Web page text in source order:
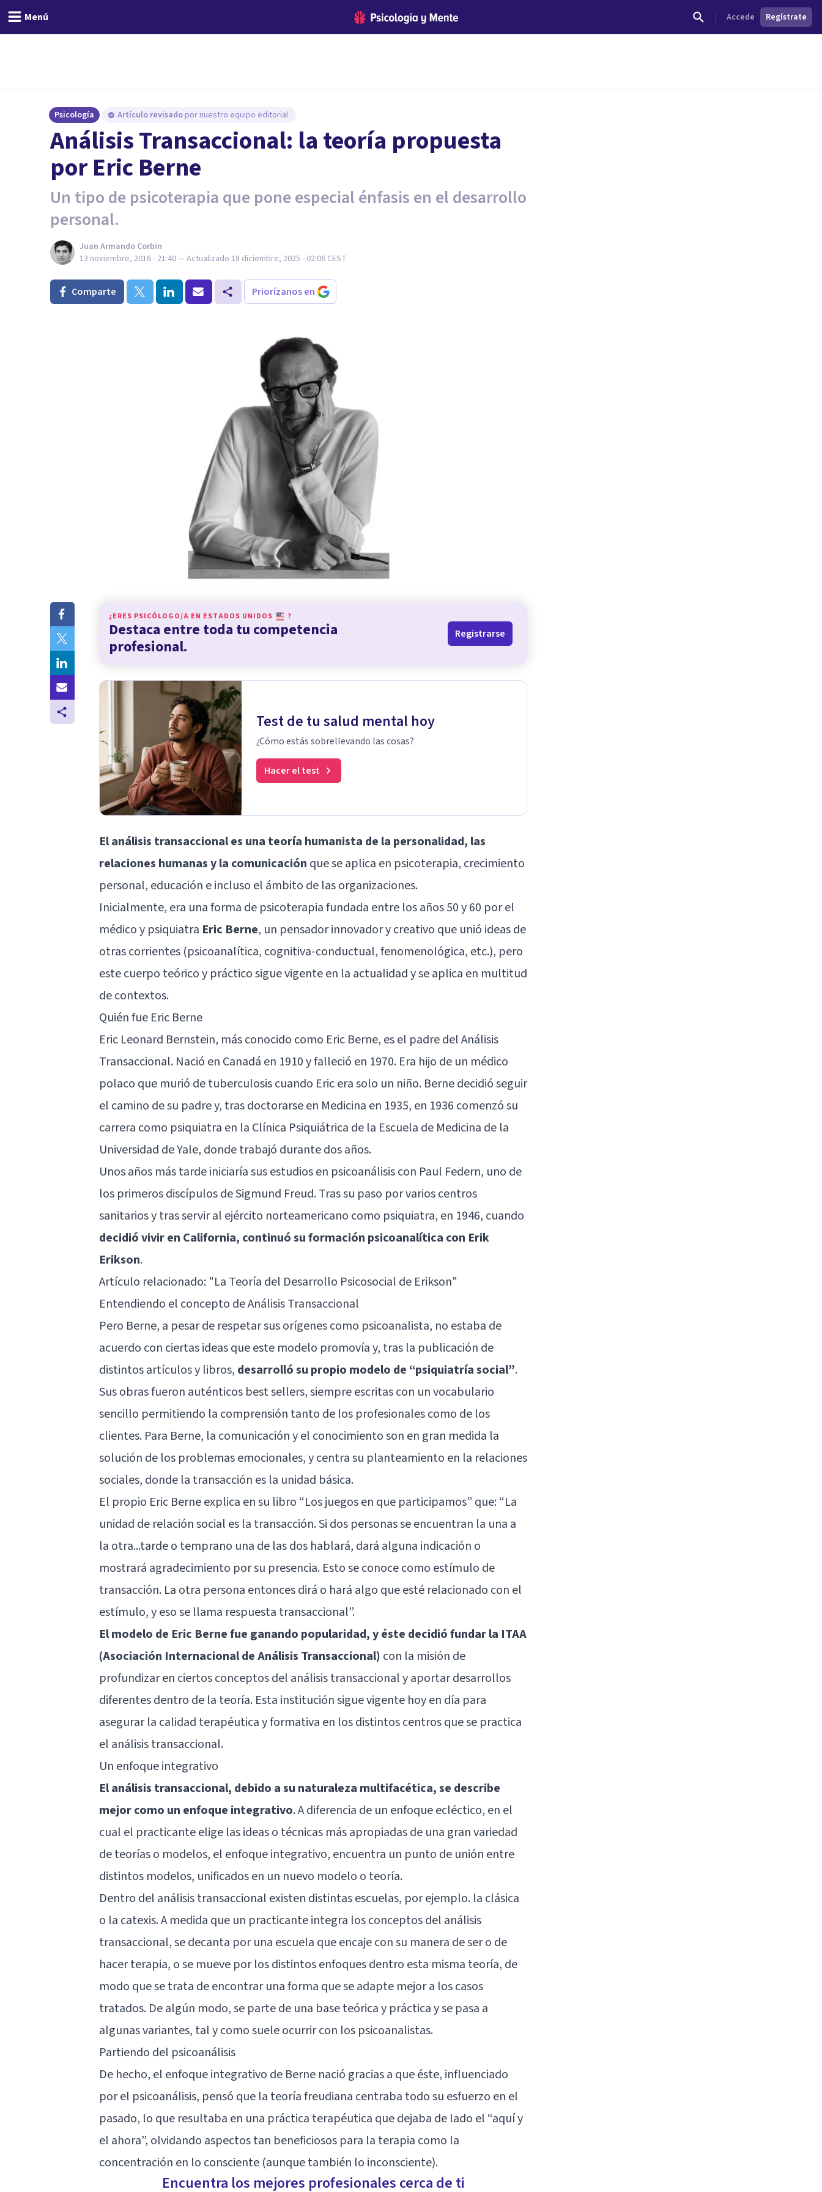
Menú Accede Regístrate
Psicología Artículo revisado por nuestro equipo editorial
Análisis Transaccional: la teoría propuesta
por Eric Berne
Un tipo de psicoterapia que pone especial énfasis en el desarrollo
personal.
Juan Armando Corbin
13 noviembre, 2016 - 21:40— Actualizado 18 diciembre, 2025 - 02:06 CEST
Comparte Priorízanos en
¿ERES PSICÓLOGO/A EN ESTADOS UNIDOS ?
Destaca entre toda tu competencia
profesional.
Registrarse
Test de tu salud mental hoy
¿Cómo estás sobrellevando las cosas?
Hacer el test
El análisis transaccional es una teoría humanista de la personalidad, las
relaciones humanas y la comunicación que se aplica en psicoterapia, crecimiento
personal, educación e incluso el ámbito de las organizaciones.
Inicialmente, era una forma de psicoterapia fundada entre los años 50 y 60 por el
médico y psiquiatra Eric Berne, un pensador innovador y creativo que unió ideas de
otras corrientes (psicoanalítica, cognitiva-conductual, fenomenológica, etc.), pero
este cuerpo teórico y práctico sigue vigente en la actualidad y se aplica en multitud
de contextos.
Quién fue Eric Berne
Eric Leonard Bernstein, más conocido como Eric Berne, es el padre del Análisis
Transaccional. Nació en Canadá en 1910 y falleció en 1970. Era hijo de un médico
polaco que murió de tuberculosis cuando Eric era solo un niño. Berne decidió seguir
el camino de su padre y, tras doctorarse en Medicina en 1935, en 1936 comenzó su
carrera como psiquiatra en la Clínica Psiquiátrica de la Escuela de Medicina de la
Universidad de Yale, donde trabajó durante dos años.
Unos años más tarde iniciaría sus estudios en psicoanálisis con Paul Federn, uno de
los primeros discípulos deSigmund Freud. Tras su paso por varios centros
sanitarios y tras servir al ejército norteamericano como psiquiatra, en 1946, cuando
decidió vivir en California, continuó su formación psicoanalítica con Erik
Erikson.
Artículo relacionado: "La Teoría del Desarrollo Psicosocial de Erikson"
Entendiendo el concepto de Análisis Transaccional
Pero Berne, a pesar de respetar sus orígenes como psicoanalista, no estaba de
acuerdo con ciertas ideas que este modelo promovía y, tras la publicación de
distintos artículos y libros, desarrolló su propio modelo de “psiquiatría social”.
Sus obras fueron auténticos best sellers, siempre escritas con un vocabulario
sencillo permitiendo la comprensión tanto de los profesionales como de los
clientes. Para Berne, la comunicación y el conocimiento son en gran medida la
solución de los problemas emocionales, y centra su planteamiento en la relaciones
sociales, donde la transacción es la unidad básica.
El propio Eric Berne explica en su libro “Los juegos en que participamos” que: “La
unidad de relación social es la transacción. Si dos personas se encuentran la una a
la otra...tarde o temprano una de las dos hablará, dará alguna indicación o
mostrará agradecimiento por su presencia. Esto se conoce como estímulo de
transacción. La otra persona entonces dirá o hará algo que esté relacionado con el
estímulo, y eso se llama respuesta transaccional”.
El modelo de Eric Berne fue ganando popularidad, y éste decidió fundar la ITAA
(Asociación Internacional de Análisis Transaccional) con la misión de
profundizar en ciertos conceptos del análisis transaccional y aportar desarrollos
diferentes dentro de la teoría. Esta institución sigue vigente hoy en día para
asegurar la calidad terapéutica y formativa en los distintos centros que se practica
el análisis transaccional.
Un enfoque integrativo
El análisis transaccional, debido a su naturaleza multifacética, se describe
mejor como un enfoque integrativo. A diferencia de un enfoque ecléctico, en el
cual el practicante elige las ideas o técnicas más apropiadas de una gran variedad
de teorías o modelos, el enfoque integrativo, encuentra un punto de unión entre
distintos modelos, unificados en un nuevo modelo o teoría.
Dentro del análisis transaccional existen distintas escuelas, por ejemplo. la clásica
o la catexis. A medida que un practicante integra los conceptos del análisis
transaccional, se decanta por una escuela que encaje con su manera de ser o de
hacer terapia, o se mueve por los distintos enfoques dentro esta misma teoría, de
modo que se trata de encontrar una forma que se adapte mejor a los casos
tratados. De algún modo, se parte de una base teórica y práctica y se pasa a
algunas variantes, tal y como suele ocurrir con los psicoanalistas.
Partiendo del psicoanálisis
De hecho, el enfoque integrativo de Berne nació gracias a que éste, influenciado
por el psicoanálisis, pensó que la teoría freudiana centraba todo su esfuerzo en el
pasado, lo que resultaba en una práctica terapéutica que dejaba de lado el “aquí y
el ahora”, olvidando aspectos tan beneficiosos para la terapia como la
concentración en lo consciente (aunque también lo inconsciente).
Encuentra los mejores profesionales cerca de ti